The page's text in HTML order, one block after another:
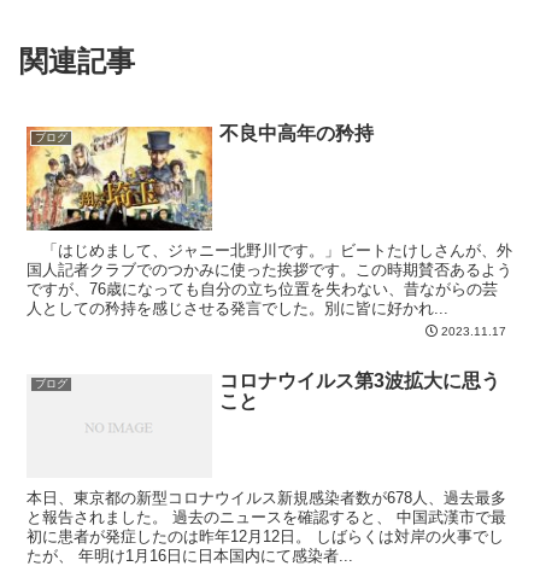
関連記事
ブログ 不良中高年の矜持
「はじめまして、ジャニー北野川です。」ビートたけしさんが、外
国人記者クラブでのつかみに使った挨拶です。この時期賛否あるよう
ですが、76歳になっても自分の立ち位置を失わない、昔ながらの芸
人としての矜持を感じさせる発言でした。別に皆に好かれ...
2023.11.17
ブログ
コロナウイルス第3波拡大に思う
こと
本日、東京都の新型コロナウイルス新規感染者数が678人、過去最多
と報告されました。 過去のニュースを確認すると、 中国武漢市で最
初に患者が発症したのは昨年12月12日。 しばらくは対岸の火事でし
たが、 年明け1月16日に日本国内にて感染者...